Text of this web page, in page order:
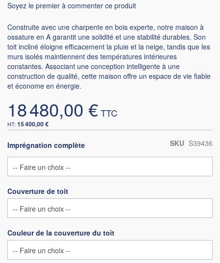
Soyez le premier à commenter ce produit
Construite avec une charpente en bois experte, notre maison à
ossature en A garantit une solidité et une stabilité durables. Son
toit incliné éloigne efficacement la pluie et la neige, tandis que les
murs isolés maintiennent des températures intérieures
constantes. Associant une conception intelligente à une
construction de qualité, cette maison offre un espace de vie fiable
et économe en énergie.
18 480,00 €
15 400,00 €
SKU S39436
Imprégnation complète
Couverture de toit
Couleur de la couverture du toit